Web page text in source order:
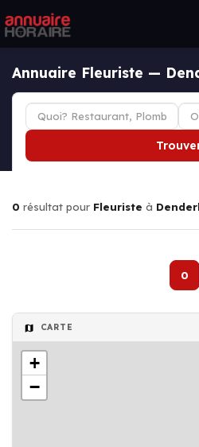
Annuaire Fleuriste —
0 résultat pour Fleuriste à
0
CARTE
+
−